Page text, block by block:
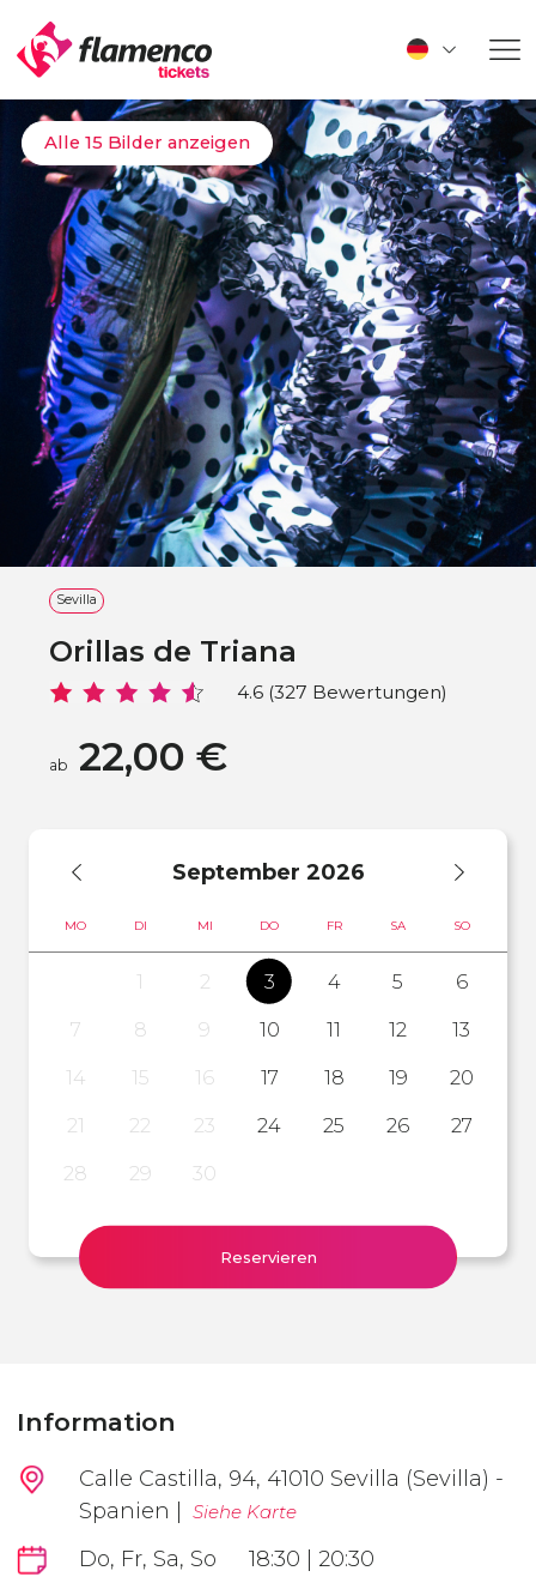
Alle 15 Bilder anzeigen
Sevilla
Orillas de Triana
4.6 (327 Bewertungen)
ab 22,00 €
September 2026
MO DI MI DO FR SA SO
1 2 3 4 5
6
7
8 9 10 11 12
13
14
15 16 17 18 19
20
21
22 23 24 25 26
27
28
29 30
Reservieren
Information
Calle Castilla, 94, 41010 Sevilla (Sevilla) -
Spanien |
Siehe Karte
Do, Fr, Sa, So
18:30 | 20:30